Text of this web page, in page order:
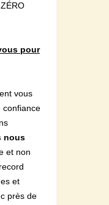
pour
vous
confiance
nous
et non
et
près de